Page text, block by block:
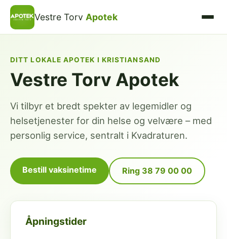
Vestre Torv Apotek
DITT LOKALE APOTEK I KRISTIANSAND
Vestre Torv Apotek
Vi tilbyr et bredt spekter av legemidler og
helsetjenester for din helse og velvære – med
personlig service, sentralt i Kvadraturen.
Bestill vaksinetime Ring 38 79 00 00
Åpningstider